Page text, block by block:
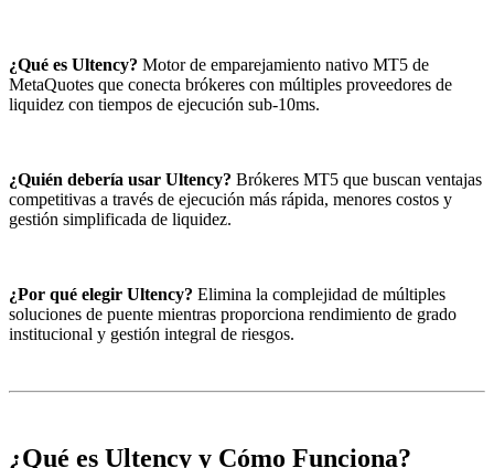
¿Qué es Ultency? Motor de emparejamiento nativo MT5 de
MetaQuotes que conecta brókeres con múltiples proveedores de
liquidez con tiempos de ejecución sub-10ms.
¿Quién debería usar Ultency? Brókeres MT5 que buscan ventajas
competitivas a través de ejecución más rápida, menores costos y
gestión simplificada de liquidez.
¿Por qué elegir Ultency? Elimina la complejidad de múltiples
soluciones de puente mientras proporciona rendimiento de grado
institucional y gestión integral de riesgos.
¿Qué es Ultency y Cómo Funciona?